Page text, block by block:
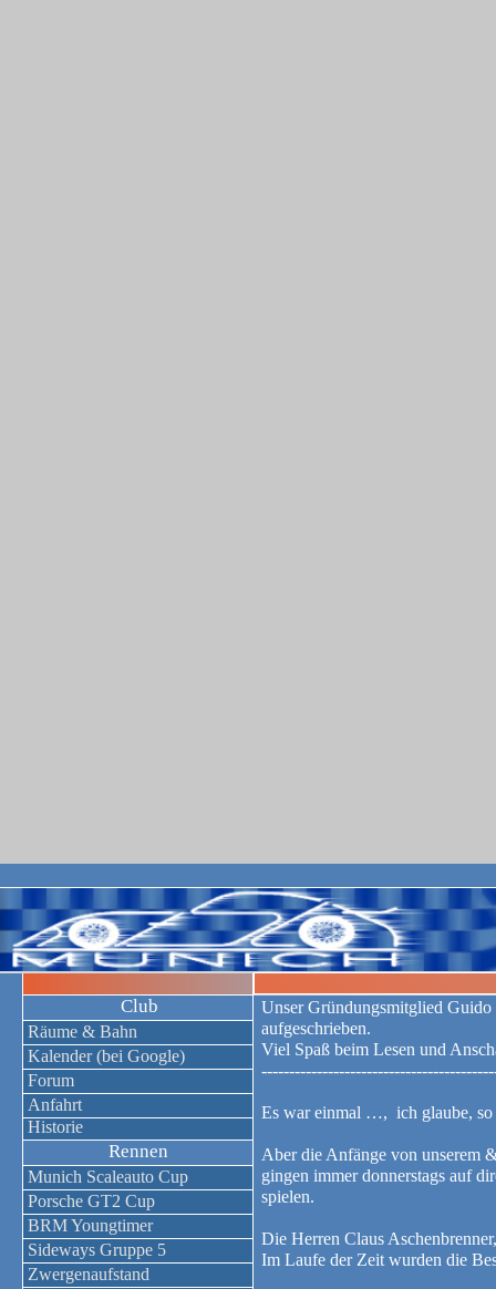
Rennen
Porsche GT2 Cup
Munich Scaleauto Cup
Kalender (bei Google)
Club
Räume & Bahn
Historie
Anfahrt
Forum
BRM Youngtimer
Sideways Gruppe 5
Zwergenaufstand
Unser Gründungsmitglied
aufgeschrieben.
Viel Spaß beim Lesen und
Es war einmal …, ich glaube, so
Aber die Anfänge von unserem
gingen immer donnerstags auf
spielen.
Die Herren Claus
Im Laufe der Zeit wurden die